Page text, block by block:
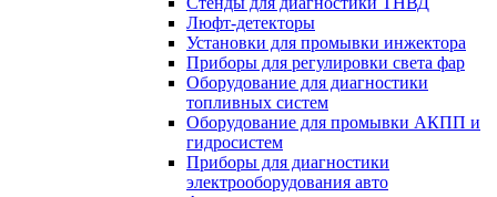
Люфт-детекторы
Установки для промывки инжектора
Приборы для регулировки света фар
Оборудование для диагностики
топливных систем
Оборудование для промывки АКПП и
гидросистем
Приборы для диагностики
электрооборудования авто